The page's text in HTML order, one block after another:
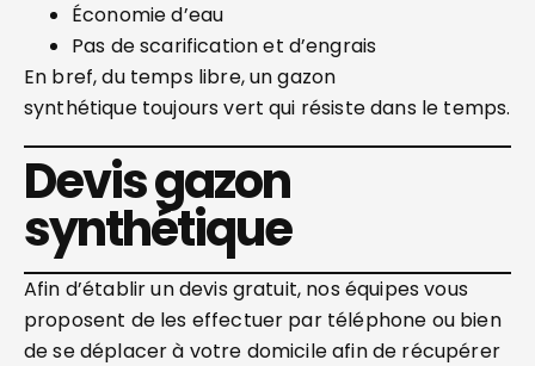
Économie d’eau
Pas de scarification et d’engrais
En bref, du temps libre, un gazon
synthétique toujours vert qui résiste dans le temps.
Devis gazon
synthétique
Afin d’établir un devis gratuit, nos équipes vous
proposent de les effectuer par téléphone ou bien
de se déplacer à votre domicile afin de récupérer